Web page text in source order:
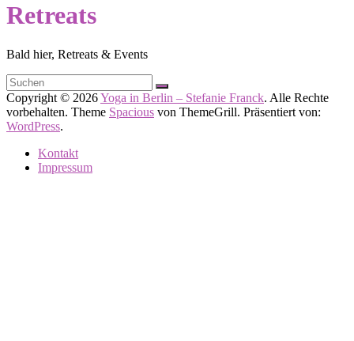
Retreats
Bald hier, Retreats & Events
Copyright © 2026Yoga in Berlin – Stefanie Franck. Alle Rechte
vorbehalten. Theme Spacious von ThemeGrill. Präsentiert von:
WordPress.
Kontakt
Impressum